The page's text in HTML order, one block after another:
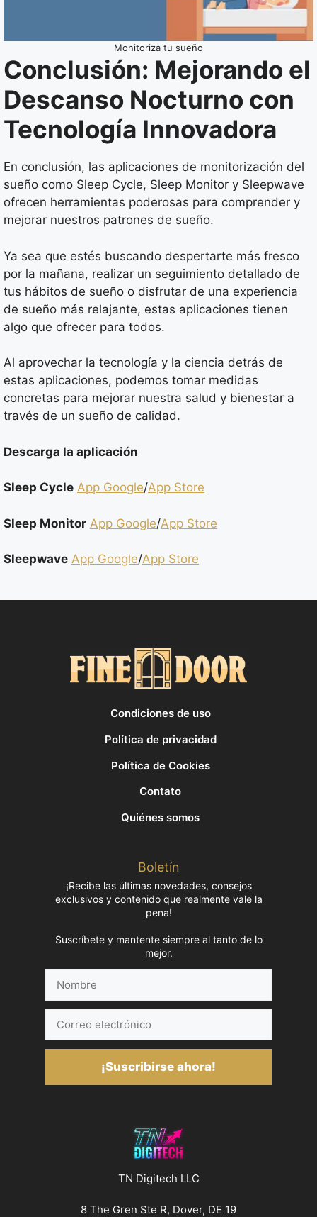
Monitoriza tu sueño
Conclusión: Mejorando el
Descanso Nocturno con
Tecnología Innovadora
En conclusión, las aplicaciones de monitorización del
sueño como Sleep Cycle, Sleep Monitor y Sleepwave
ofrecen herramientas poderosas para comprender y
mejorar nuestros patrones de sueño.
Ya sea que estés buscando despertarte más fresco
por la mañana, realizar un seguimiento detallado de
tus hábitos de sueño o disfrutar de una experiencia
de sueño más relajante, estas aplicaciones tienen
algo que ofrecer para todos.
Al aprovechar la tecnología y la ciencia detrás de
estas aplicaciones, podemos tomar medidas
concretas para mejorar nuestra salud y bienestar a
través de un sueño de calidad.
Descarga la aplicación
Sleep Cycle App Google/App Store
Sleep Monitor App Google/App Store
Sleepwave App Google/App Store
Condiciones de uso
Política de privacidad
Política de Cookies
Contato
Quiénes somos
Boletín
¡Recibe las últimas novedades, consejos
exclusivos y contenido que realmente vale la
pena!
Suscríbete y mantente siempre al tanto de lo
mejor.
electrónico
¡Suscribirse ahora!
TN Digitech LLC
8 The Gren Ste R, Dover, DE 19